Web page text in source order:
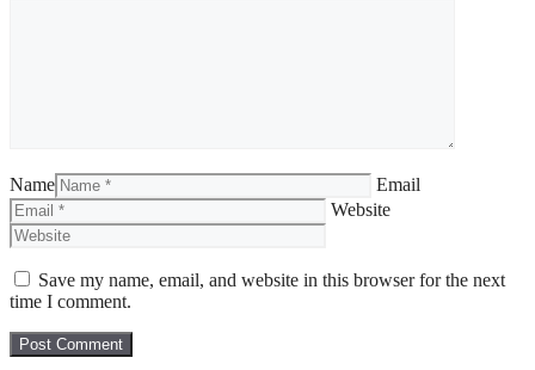
Name
Email
Website
Save my name, email, and website in this browser for the next
time I comment.